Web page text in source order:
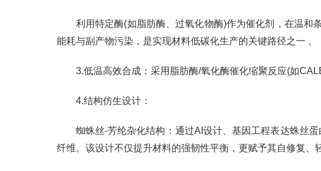
利用特定酶(如脂肪酶、过氧化物酶)作为催化剂，在温和
能耗与副产物污染，是实现材料低碳化生产的关键路径之一 。
3.低温高效合成：采用脂肪酶/氧化酶催化缩聚反应(如
4.结构仿生设计：
蜘蛛丝-芳纶杂化结构：通过AI设计、基因工程表达蛛丝
纤维。该设计不仅提升材料的强韧性平衡，更赋予其自修复、